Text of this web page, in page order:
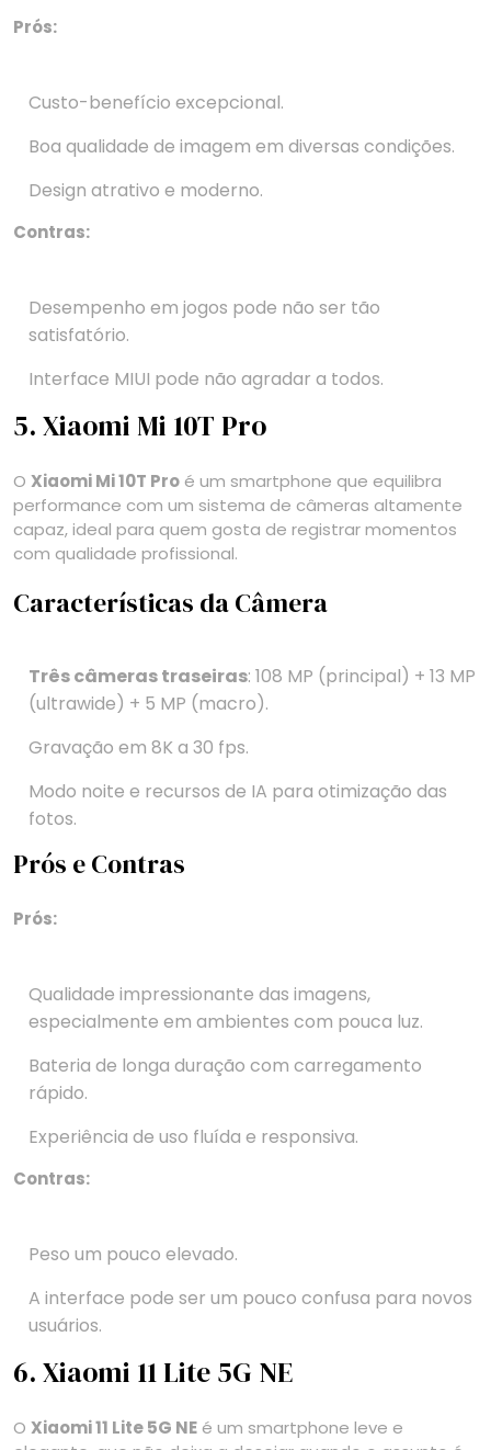
Prós:
Custo-benefício excepcional.
Boa qualidade de imagem em diversas condições.
Design atrativo e moderno.
Contras:
Desempenho em jogos pode não ser tão
satisfatório.
Interface MIUI pode não agradar a todos.
5. Xiaomi Mi 10T Pro
O Xiaomi Mi 10T Pro é um smartphone que equilibra
performance com um sistema de câmeras altamente
capaz, ideal para quem gosta de registrar momentos
com qualidade profissional.
Características da Câmera
Três câmeras traseiras: 108 MP (principal) + 13 MP
(ultrawide) + 5 MP (macro).
Gravação em 8K a 30 fps.
Modo noite e recursos de IA para otimização das
fotos.
Prós e Contras
Prós:
Qualidade impressionante das imagens,
especialmente em ambientes com pouca luz.
Bateria de longa duração com carregamento
rápido.
Experiência de uso fluída e responsiva.
Contras:
Peso um pouco elevado.
A interface pode ser um pouco confusa para novos
usuários.
6. Xiaomi 11 Lite 5G NE
O Xiaomi 11 Lite 5G NE é um smartphone leve e